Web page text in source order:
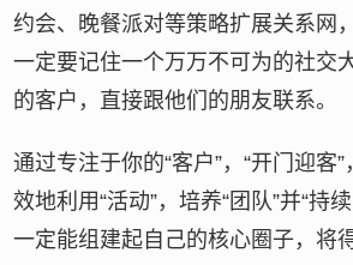
约会、晚餐派对等策略扩展关系网
一定要记住一个万万不可为的社交
的客户，直接跟他们的朋友联系。
通过专注于你的“客户”，“开门迎客”
效地利用“活动”，培养“团队”并“持
一定能组建起自己的核心圈子，将